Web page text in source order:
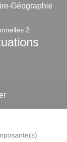
Géographie
2